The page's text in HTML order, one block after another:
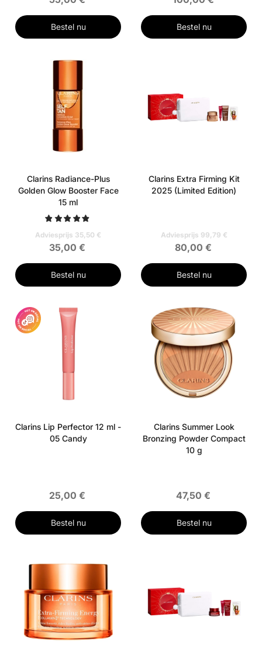
Bestel nu Bestel nu
Clarins Radiance-Plus
Golden Glow Booster Face
15 ml
Adviesprijs 35,50 €
35,00 €
Bestel nu
Clarins Extra Firming Kit
2025 (Limited Edition)
Adviesprijs 99,79 €
80,00 €
Bestel nu
Clarins Lip Perfector 12 ml -
05 Candy
25,00 €
Bestel nu
Clarins Summer Look
Bronzing Powder Compact
10 g
47,50 €
Bestel nu